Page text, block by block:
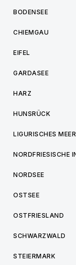
BODENSEE
CHIEMGAU
EIFEL
GARDASEE
HARZ
HUNSRÜCK
LIGURISCHES MEER
NORDFRIESISCHE
NORDSEE
OSTSEE
OSTFRIESLAND
SCHWARZWALD
STEIERMARK